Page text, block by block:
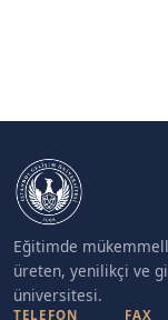
Eğitimde
üreten, yenilikçi ve
üniversitesi.
TELEFON FAX